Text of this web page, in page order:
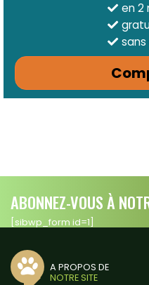
en 2
ABONNEZ-VOUS À
[sibwp_form id=1]
A PROPOS DE
NOTRE SITE